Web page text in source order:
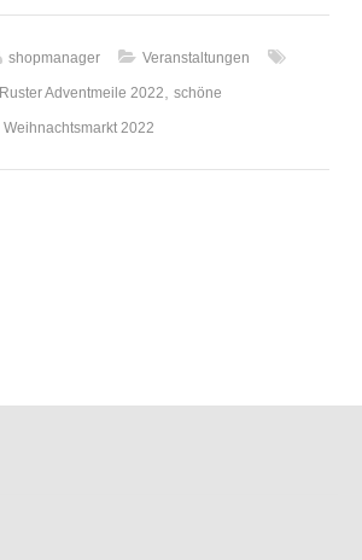
shopmanager Veranstaltungen
Ruster Adventmeile 2022, schöne
Weihnachtsmarkt 2022